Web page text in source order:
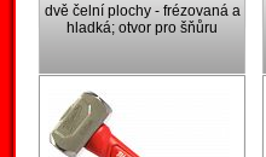
dvě čelní plochy - frézovaná a
hladká; otvor pro šňůru